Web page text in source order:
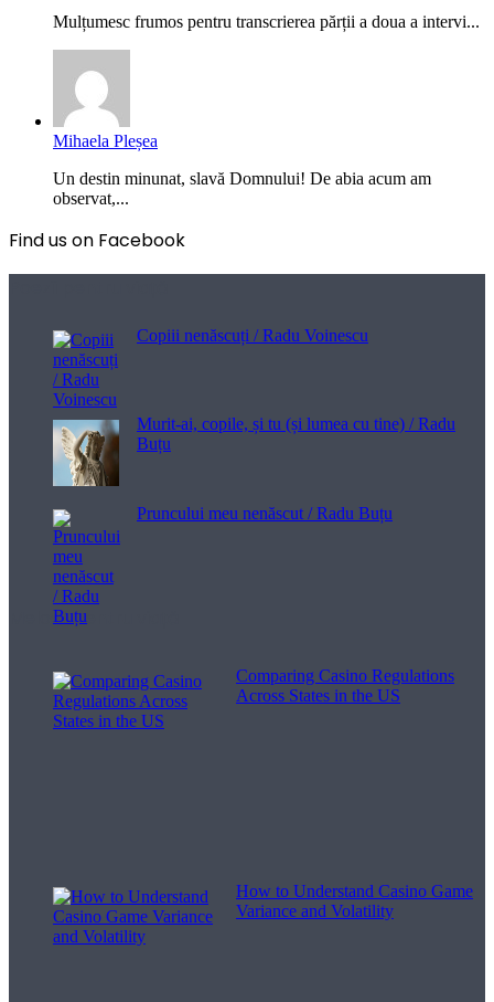
Mulțumesc frumos pentru transcrierea părții a doua a intervi...
Mihaela Pleșea
Un destin minunat, slavă Domnului! De abia acum am
observat,...
Find us on Facebook
Copiii nenăscuți / Radu Voinescu
Murit-ai, copile, și tu (și lumea cu tine) / Radu
Buțu
Pruncului meu nenăscut / Radu Buțu
Melodii pentru viață
Comparing Casino Regulations
Across States in the US
How to Understand Casino Game
Variance and Volatility